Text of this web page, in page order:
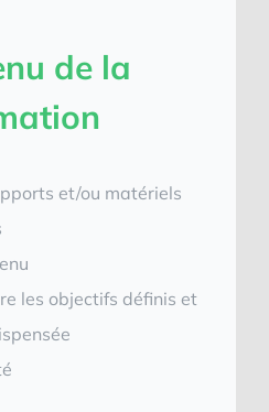
de la
et/ou matériels
les objectifs définis et